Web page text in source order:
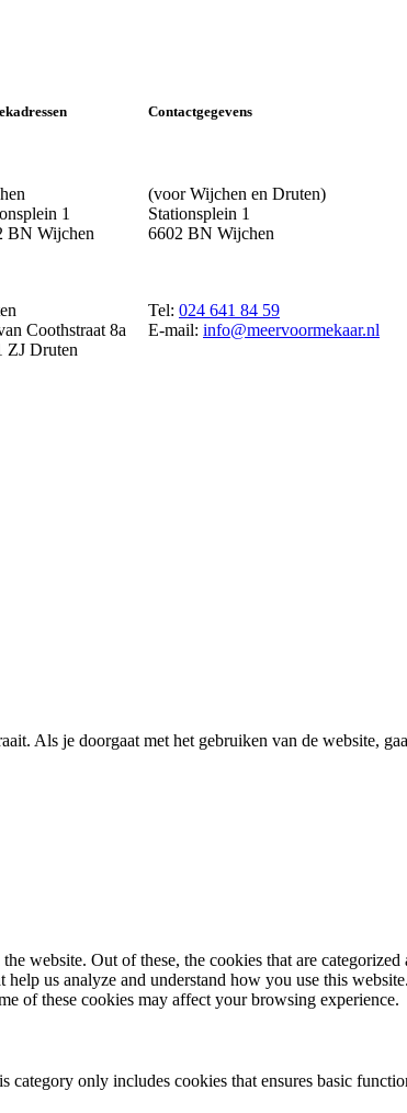
1
BN Wijchen
Coothstraat 8a
ZJ Druten
Contactgegevens
(voor Wijchen en Druten)
Stationsplein 1
6602 BN Wijchen
Tel: 024 641 84 59
E-mail: info@meervoormekaar.nl
Als je doorgaat met het gebruiken van de website,
website. Out of these, the cookies that are categorized
us analyze and understand how you use this
of these cookies may affect your browsing experience.
only includes cookies that ensures basic